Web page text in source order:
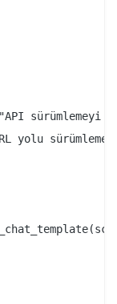
sürümlemeyi
yolu